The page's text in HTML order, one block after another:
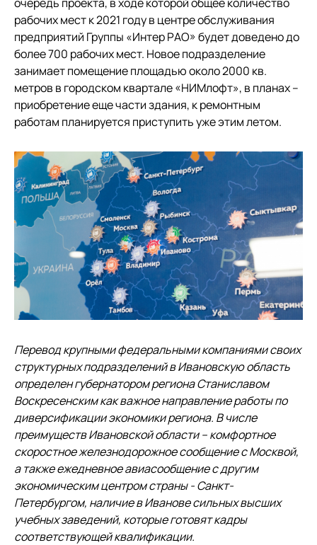
очередь проекта, в ходе которой общее количество
рабочих мест к 2021 году в центре обслуживания
предприятий Группы «Интер РАО» будет доведено до
более 700 рабочих мест. Новое подразделение
занимает помещение площадью около 2000 кв.
метров в городском квартале «НИМлофт», в планах –
приобретение еще части здания, к ремонтным
работам планируется приступить уже этим летом.
Перевод крупными федеральными компаниями своих
структурных подразделений в Ивановскую область
определен губернатором региона Станиславом
Воскресенским как важное направление работы по
диверсификации экономики региона. В числе
преимуществ Ивановской области – комфортное
скоростное железнодорожное сообщение с Москвой,
а также ежедневное авиасообщение с другим
экономическим центром страны - Санкт-
Петербургом, наличие в Иванове сильных высших
учебных заведений, которые готовят кадры
соответствующей квалификации.